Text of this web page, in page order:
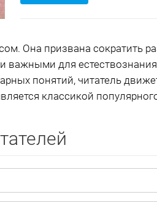
Она призвана сократить
для
понятий, читатель
классикой